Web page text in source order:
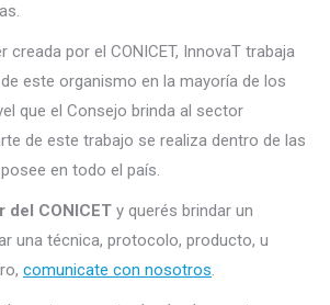
creada por el CONICET, InnovaT trabaja
este organismo en la mayoría de los
que el Consejo brinda al sector
de este trabajo se realiza dentro de las
en todo el país.
del CONICET y querés brindar un
una técnica, protocolo, producto, u
comunicate con nosotros.